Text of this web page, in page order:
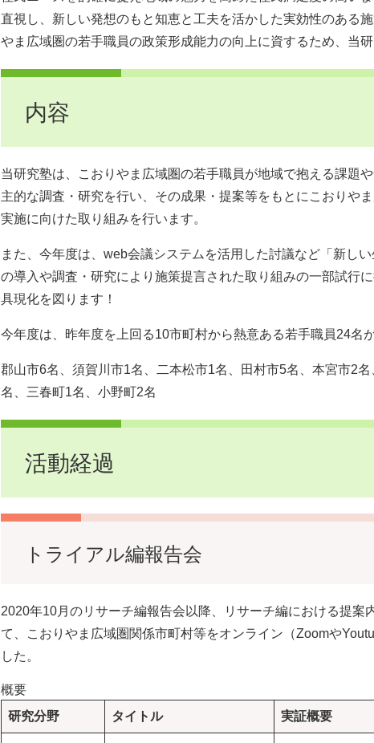
直視し、新しい発想のもと知恵と工夫を活かした実効性のある
やま広域圏の若手職員の政策形成能力の向上に資するため、当研
内容
当研究塾は、こおりやま広域圏の若手職員が地域で抱える課題
主的な調査・研究を行い、その成果・提案等をもとにこおりや
実施に向けた取り組みを行います。
また、今年度は、web会議システムを活用した討議など「新し
の導入や調査・研究により施策提言された取り組みの一部試行
具現化を図ります！
今年度は、昨年度を上回る10市町村から熱意ある若手職員24名
郡山市6名、須賀川市1名、二本松市1名、田村市5名、本宮市2
名、三春町1名、小野町2名
活動経過
トライアル編報告会
2020年10月のリサーチ編報告会以降、リサーチ編における提案
て、こおりやま広域圏関係市町村等をオンライン（Zoomや
した。
概要
研究分野
タイトル 実証概要